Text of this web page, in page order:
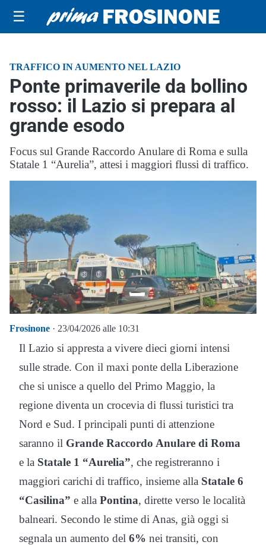
☰
TRAFFICO IN AUMENTO NEL LAZIO
Ponte primaverile da bollino
rosso: il Lazio si prepara al
grande esodo
Focus sul Grande Raccordo Anulare di Roma e sulla
Statale 1 “Aurelia”, attesi i maggiori flussi di traffico.
Frosinone · 23/04/2026 alle 10:31
Il Lazio si appresta a vivere dieci giorni intensi
sulle strade. Con il maxi ponte della Liberazione
che si unisce a quello del Primo Maggio, la
regione diventa un crocevia di flussi turistici tra
Nord e Sud. I principali punti di attenzione
saranno il Grande Raccordo Anulare di Roma
e la Statale 1 “Aurelia”, che registreranno i
maggiori carichi di traffico, insieme alla Statale 6
“Casilina” e alla Pontina, dirette verso le località
balneari. Secondo le stime di Anas, già oggi si
segnala un aumento del 6% nei transiti, con